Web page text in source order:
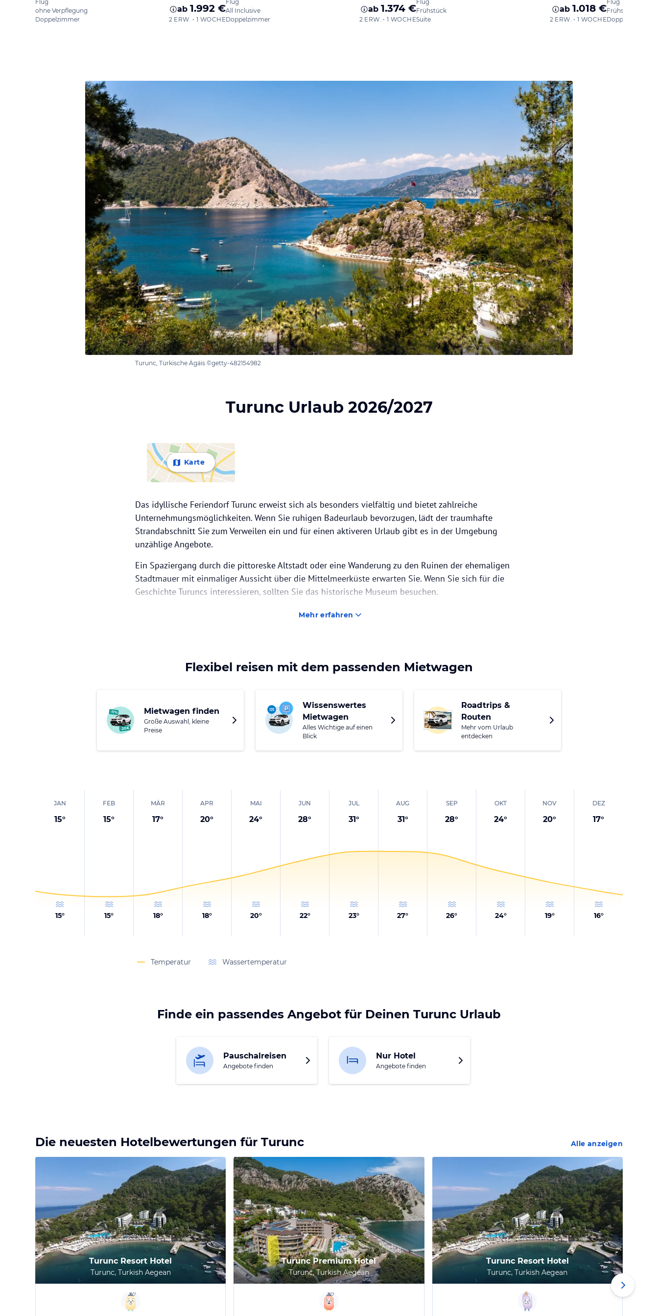
Flug
ohne Verpflegung
Doppelzimmer
ab 1.992 €
2 ERW. • 1 WOCHE
Flug
All Inclusive
Doppelzimmer
ab 1.374 €
2 ERW. • 1 WOCHE
Flug
Frühstück
Suite
ab 1.018 €
2 ERW. • 1 WOCHE
Flug
Frühstück
Doppelzimmer
Turunc, Türkische Ägäis ©getty-482154982
Turunc Urlaub 2026/2027
Karte
Das idyllische Feriendorf Turunc erweist sich als besonders vielfältig und bietet zahlreiche
Unternehmungsmöglichkeiten. Wenn Sie ruhigen Badeurlaub bevorzugen, lädt der traumhafte
Strandabschnitt Sie zum Verweilen ein und für einen aktiveren Urlaub gibt es in der Umgebung
unzählige Angebote.
Ein Spaziergang durch die pittoreske Altstadt oder eine Wanderung zu den Ruinen der ehemaligen
Stadtmauer mit einmaliger Aussicht über die Mittelmeerküste erwarten Sie. Wenn Sie sich für die
Geschichte Turuncs interessieren, sollten Sie das historische Museum besuchen.
Spaß für Jung und Alt verspricht der Aqua Dream Waterpark in der Nähe von Marmaris mit seinen
Mehr erfahren
Flexibel reisen mit dem passenden Mietwagen
Mietwagen finden
Große Auswahl, kleine
Preise
Wissenswertes
Mietwagen
Alles Wichtige auf einen
Blick
Roadtrips &
Routen
Mehr vom Urlaub
entdecken
JAN
15°
15°
FEB
15°
15°
MÄR
17°
18°
APR
20°
18°
MAI
24°
20°
JUN
28°
22°
JUL
31°
23°
AUG
31°
27°
SEP
28°
26°
OKT
24°
24°
NOV
20°
19°
DEZ
17°
16°
Temperatur Wassertemperatur
Finde ein passendes Angebot für Deinen Turunc Urlaub
Pauschalreisen
Angebote finden
Nur Hotel
Angebote finden
Die neuesten Hotelbewertungen für Turunc Alle anzeigen
Turunc Resort Hotel
Turunc, Turkish Aegean
Turunc Premium Hotel
Turunc, Turkish Aegean
Turunc Resort Hotel
Turunc, Turkish Aegean